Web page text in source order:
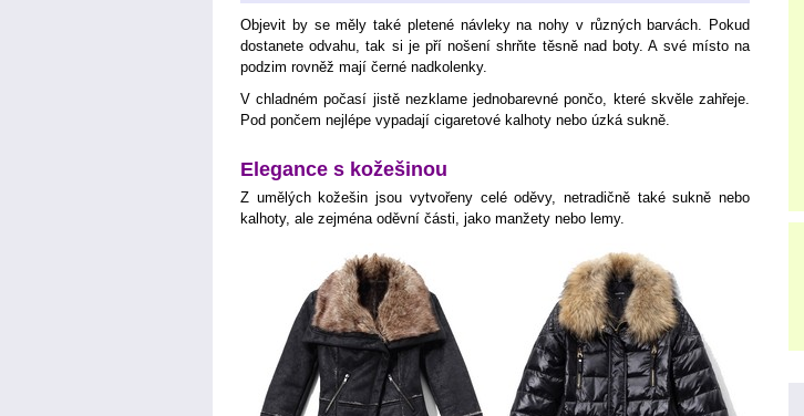
Objevit by se měly také pletené návleky na nohy v různých barvách. Pokud
dostanete odvahu, tak si je pří nošení shrňte těsně nad boty. A své místo na
podzim rovněž mají černé nadkolenky.
V chladném počasí jistě nezklame jednobarevné pončo, které skvěle zahřeje.
Pod pončem nejlépe vypadají cigaretové kalhoty nebo úzká sukně.
Elegance s kožešinou
Z umělých kožešin jsou vytvořeny celé oděvy, netradičně také sukně nebo
kalhoty, ale zejména oděvní části, jako manžety nebo lemy.